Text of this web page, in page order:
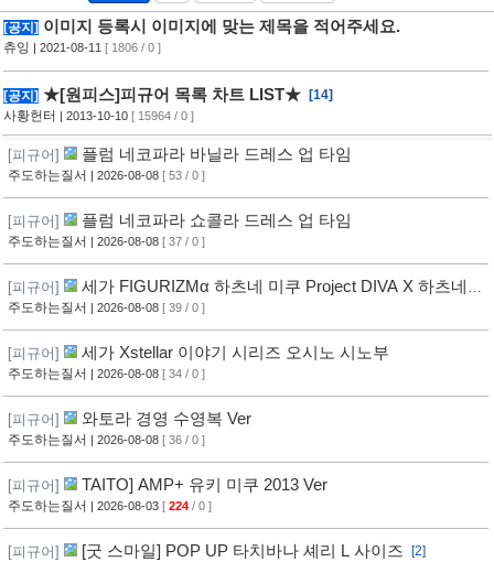
[공지] 이미지 등록시 이미지에 맞는 제목을 적어주세요.
츄잉 | 2021-08-11 [ 1806 / 0 ]
[공지] ★[원피스]피규어 목록 차트 LIST★ [14]
사황헌터 | 2013-10-10 [ 15964 / 0 ]
[피규어] 플럼 네코파라 바닐라 드레스 업 타임
주도하는질서 | 2026-08-08 [ 53 / 0 ]
[피규어] 플럼 네코파라 쇼콜라 드레스 업 타임
주도하는질서 | 2026-08-08 [ 37 / 0 ]
[피규어]
세가 FIGURIZMα 하츠네 미쿠 Project DIVA X 하츠네
미쿠 DE MONSTAR T R
주도하는질서 | 2026-08-08 [ 39 / 0 ]
[피규어] 세가 Xstellar 이야기 시리즈 오시노 시노부
주도하는질서 | 2026-08-08 [ 34 / 0 ]
[피규어] 와토라 경영 수영복 Ver
주도하는질서 | 2026-08-08 [ 36 / 0 ]
[피규어] TAITO] AMP+ 유키 미쿠 2013 Ver
주도하는질서 | 2026-08-03 [ 224 / 0 ]
[피규어] [굿 스마일] POP UP 타치바나 셰리 L 사이즈 [2]